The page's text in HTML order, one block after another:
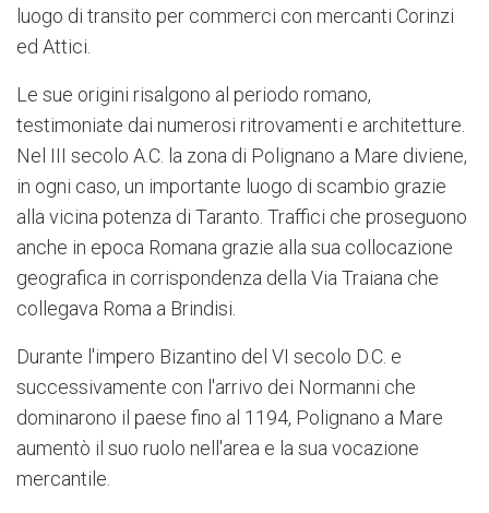
luogo di transito per commerci con mercanti Corinzi
ed Attici.
Le sue origini risalgono al periodo romano,
testimoniate dai numerosi ritrovamenti e architetture.
Nel III secolo A.C. la zona di Polignano a Mare diviene,
in ogni caso, un importante luogo di scambio grazie
alla vicina potenza di Taranto. Traffici che proseguono
anche in epoca Romana grazie alla sua collocazione
geografica in corrispondenza della Via Traiana che
collegava Roma a Brindisi.
Durante l'impero Bizantino del VI secolo D.C. e
successivamente con l'arrivo dei Normanni che
dominarono il paese fino al 1194, Polignano a Mare
aumentò il suo ruolo nell'area e la sua vocazione
mercantile.